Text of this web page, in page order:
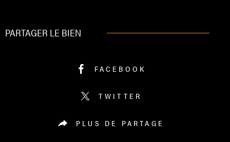
PARTAGER LE BIEN
FACEBOOK
TWITTER
PLUS DE PARTAGE